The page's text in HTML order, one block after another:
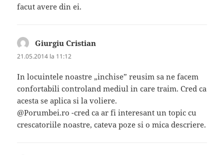
facut avere din ei.
Giurgiu Cristian
21.05.2014 la 11:12
In locuintele noastre „inchise” reusim sa ne facem
confortabili controland mediul in care traim. Cred ca
acesta se aplica si la voliere.
@Porumbei.ro -cred ca ar fi interesant un topic cu
crescatoriile noastre, cateva poze si o mica descriere.